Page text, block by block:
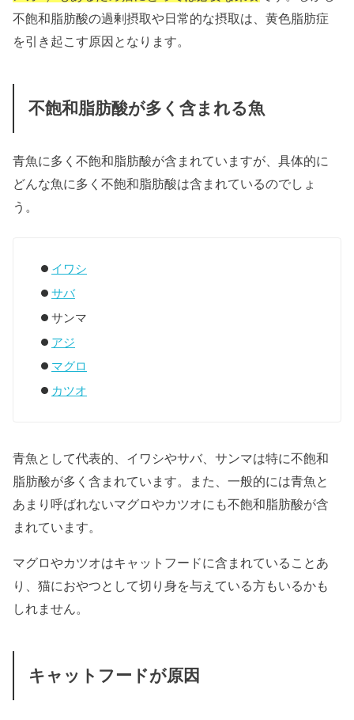
不飽和脂肪酸の過剰摂取や日常的な摂取は、黄色脂肪症
を引き起こす原因となります。
不飽和脂肪酸が多く含まれる魚
青魚に多く不飽和脂肪酸が含まれていますが、具体的に
どんな魚に多く不飽和脂肪酸は含まれているのでしょ
う。
イワシ
サバ
サンマ
アジ
マグロ
カツオ
青魚として代表的、イワシやサバ、サンマは特に不飽和
脂肪酸が多く含まれています。また、一般的には青魚と
あまり呼ばれないマグロやカツオにも不飽和脂肪酸が含
まれています。
マグロやカツオはキャットフードに含まれていることあ
り、猫におやつとして切り身を与えている方もいるかも
しれません。
キャットフードが原因